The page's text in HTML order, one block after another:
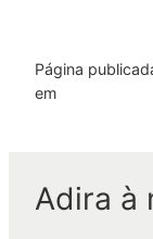
Página
em
Adira à